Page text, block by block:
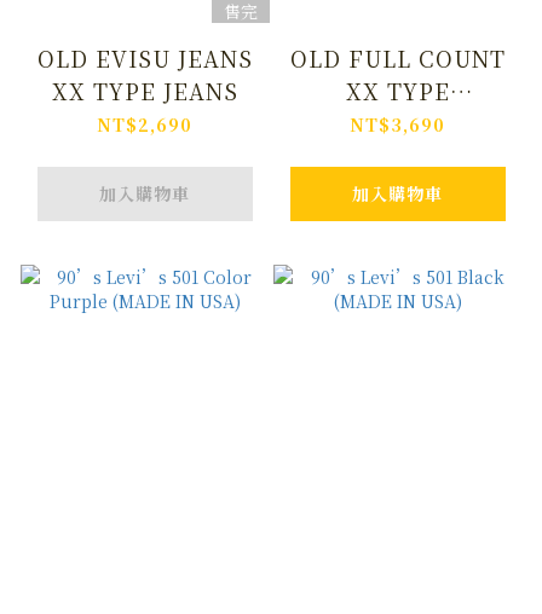
售完
OLD EVISU JEANS
XX TYPE JEANS
NT$2,690
加入購物車
OLD FULL COUNT
XX TYPE
JEANS(Made In
NT$3,690
加入購物車